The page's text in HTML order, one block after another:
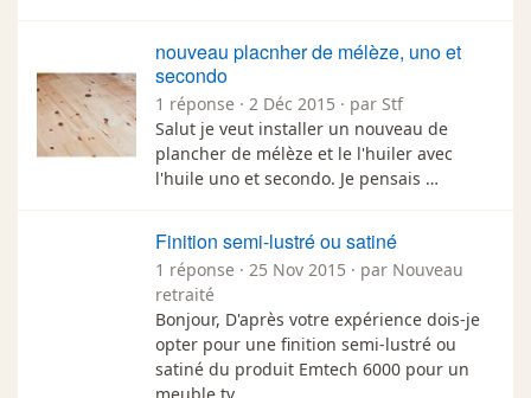
nouveau placnher de mélèze, uno et
secondo
1 réponse · 2 Déc 2015 · par Stf
Salut je veut installer un nouveau de
plancher de mélèze et le l'huiler avec
l'huile uno et secondo. Je pensais …
Finition semi-lustré ou satiné
1 réponse · 25 Nov 2015 · par Nouveau
retraité
Bonjour, D'après votre expérience dois-je
opter pour une finition semi-lustré ou
satiné du produit Emtech 6000 pour un
meuble tv, …